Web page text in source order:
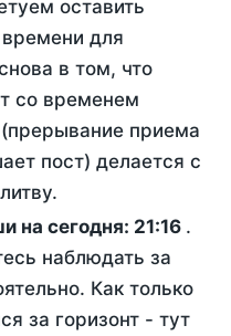
оставить
для
в том, что
со временем
приема
пост) делается с
на сегодня: 21:16 .
наблюдать за
Как только
за горизонт - тут